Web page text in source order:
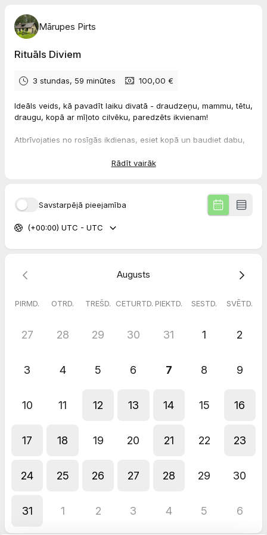
Mārupes Pirts
Rituāls Diviem
3 stundas, 59 minūtes 100,00 €
Ideāls veids, kā pavadīt laiku divatā - draudzeņu, mammu, tētu,
draugu, kopā ar mīļoto cilvēku, paredzēts ikvienam!
Atbrīvojaties no rosīgās ikdienas, esiet kopā un baudiet dabu,
Priekšapmaksa - 100€
Lūdzu ņemiet vērā, ka rezervāciju nevar pārcelt un atcelšanas
atļauts veikt no 21 gadu vecuma.
Rādīt vairāk
Savstarpējā pieejamība
(+00:00) UTC - UTC
Augusts
PIRMD. OTRD. TREŠD. CETURTD. PIEKTD. SESTD. SVĒTD.
27 28 29 30 31 1 2
3 4 5 6 7 8 9
10 11 12 13 14 15 16
17 18 19 20 21 22 23
24 25 26 27 28 29 30
31 1 2 3 4 5 6